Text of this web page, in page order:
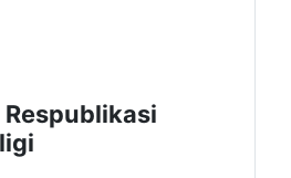
Respublikasi